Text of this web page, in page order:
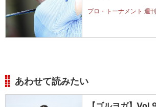
プロ・トーナメント 週
あわせて読みたい